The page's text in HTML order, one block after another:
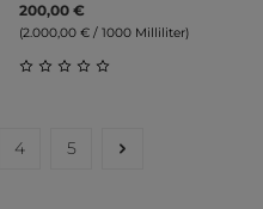
200,00 €
(2.000,00 € / 1000 Milliliter)
Seite
4 Seite
5